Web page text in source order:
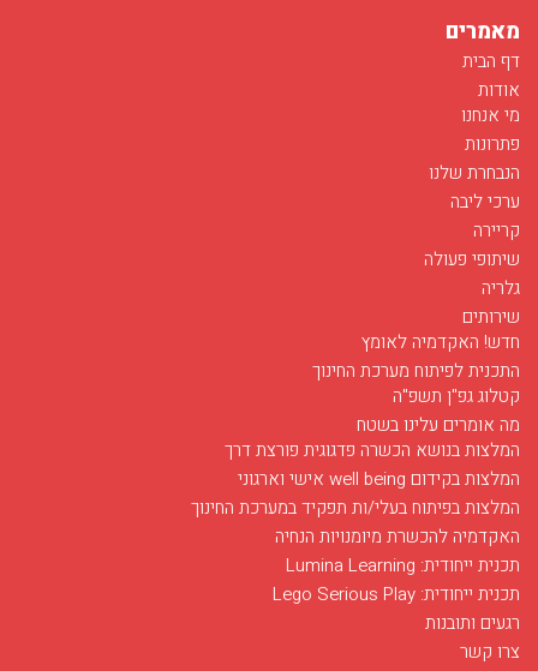
פקס: 0773181894
מאמרים
דף הבית
אודות
מי אנחנו
פתרונות
הנבחרת שלנו
ערכי ליבה
קריירה
שיתופי פעולה
גלריה
שירותים
חדש! האקדמיה לאומץ
התכנית לפיתוח מערכת החינוך
קטלוג גפ"ן תשפ"ה
מה אומרים עלינו בשטח
המלצות בנושא הכשרה פדגוגית פורצת דרך
המלצות בקידום well being אישי וארגוני
המלצות בפיתוח בעלי/ות תפקיד במערכת החינוך
האקדמיה להכשרת מיומנויות הנחיה
תכנית ייחודית: Lumina Learning
תכנית ייחודית: Lego Serious Play